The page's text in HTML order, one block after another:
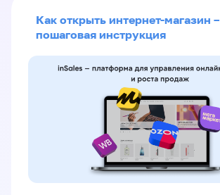
Как открыть интернет-магазин –
пошаговая инструкция